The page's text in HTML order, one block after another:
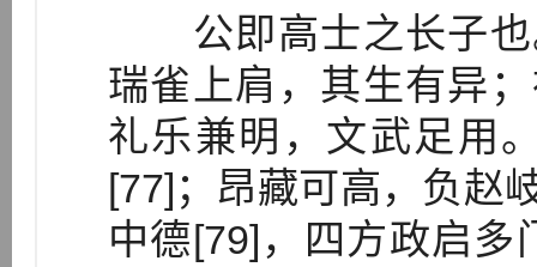
公即高士之长子也
瑞雀上肩，其生有异
礼乐兼明，文武足用
[77]；昂藏可高，负赵
中德[79]，四方政启